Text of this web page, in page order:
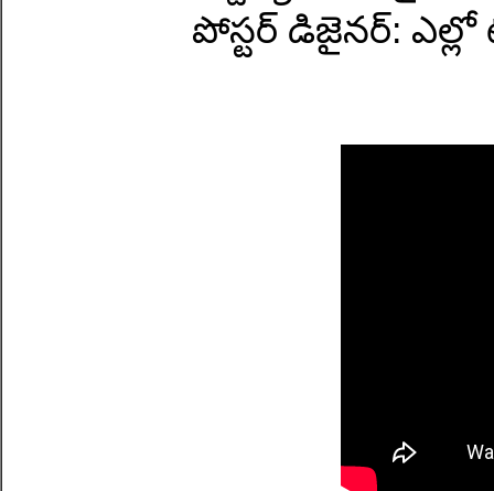
పోస్టర్ డిజైనర్: ఎల్లో